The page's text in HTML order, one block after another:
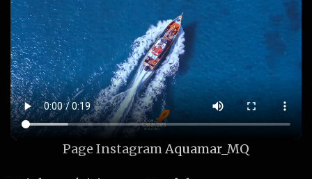
Page InstagramAquamar_MQ